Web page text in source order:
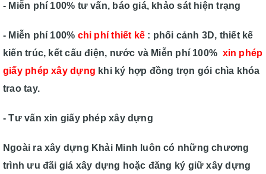
- Miễn phí 100% tư vấn, báo giá, khảo sát hiện trạng
- Miễn phí 100% chi phí thiết kế : phối cảnh 3D, thiết kế
kiến trúc, kết cấu điện, nước và Miễn phí 100% xin phép
giấy phép xây dựng khi ký hợp đồng trọn gói chìa khóa
trao tay.
- Tư vấn xin giấy phép xây dựng
Ngoài ra xây dựng Khải Minh luôn có những chương
trình ưu đãi giá xây dựng hoặc đăng ký giữ xây dựng